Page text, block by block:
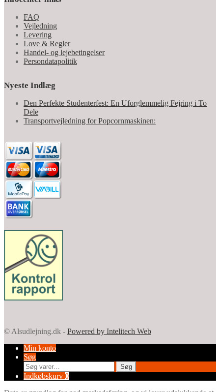
FAQ
Vejledning
Levering
Love & Regler
Handel- og lejebetingelser
Persondatapolitik
Nyeste Indlæg
Den Perfekte Studenterfest: En Uforglemmelig Fejring i To
Dele
Transportvejledning for Popcornmaskinen:
© Alsudlejning.dk - Powered by Intelitech Web
Min konto
Søg
Søg
efter:
Søg
Indkøbskurv 0